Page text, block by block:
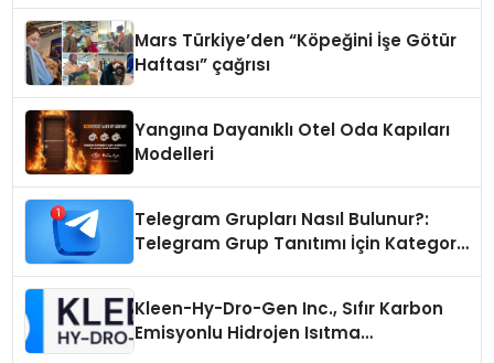
Mars Türkiye’den “Köpeğini İşe Götür
Haftası” çağrısı
Yangına Dayanıklı Otel Oda Kapıları
Modelleri
Telegram Grupları Nasıl Bulunur?:
Telegram Grup Tanıtımı İçin Kategori
Kleen-Hy-Dro-Gen Inc., Sıfır Karbon
Emisyonlu Hidrojen Isıtma